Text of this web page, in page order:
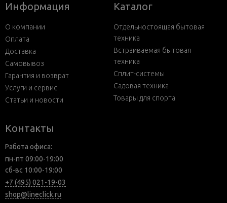
Информация
О компании
Оплата
Доставка
Самовывоз
Гарантия и возврат
Услуги и сервис
Статьи и новости
Каталог
Отдельностоящая бытовая
техника
Встраиваемая бытовая
техника
Сплит-системы
Садовая техника
Товары для спорта
Контакты
Работа офиса:
пн-пт 09:00-19:00
сб-вс 10:00-19:00
+7 (495) 021-19-03
shop@lineclick.ru